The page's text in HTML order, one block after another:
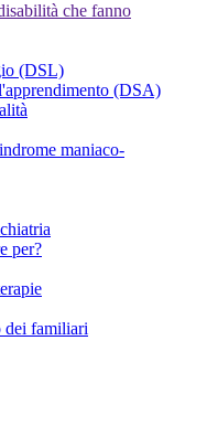
che fanno
(DSL)
(DSA)
maniaco-
per?
dei familiari